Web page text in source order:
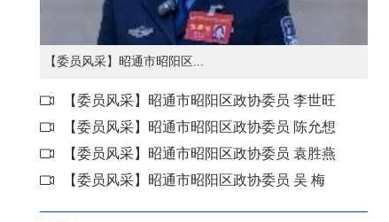
【委员风采】昭通市昭阳区...
【委员风采】昭通市昭阳区政协委员 李世旺
【委员风采】昭通市昭阳区政协委员 陈允想
【委员风采】昭通市昭阳区政协委员 袁胜燕
【委员风采】昭通市昭阳区政协委员 吴 梅